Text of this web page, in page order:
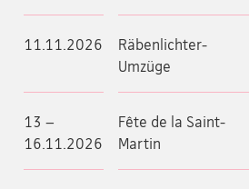
11.11.2026
Räbenlichter-
Umzüge
13 –
16.11.2026
Fête de la Saint-
Martin